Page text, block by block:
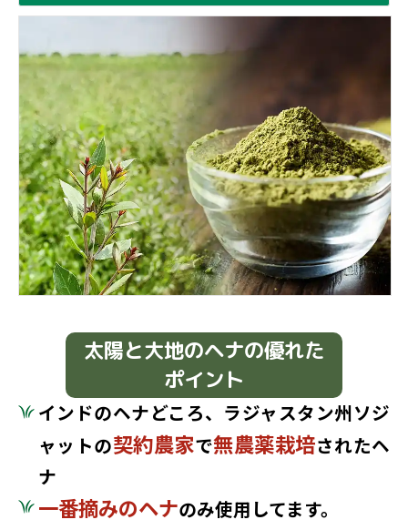
太陽と大地のヘナの優れた
ポイント
インドのヘナどころ、ラジャスタン州ソジ
ャットの契約農家で無農薬栽培されたヘ
ナ
一番摘みのヘナのみ使用してます。